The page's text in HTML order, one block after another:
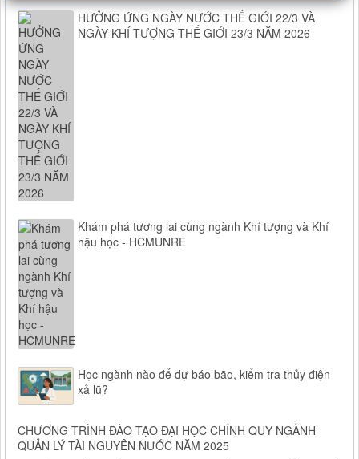
HƯỞNG ỨNG NGÀY NƯỚC THẾ GIỚI 22/3 VÀ
NGÀY KHÍ TƯỢNG THẾ GIỚI 23/3 NĂM 2026
Khám phá tương lai cùng ngành Khí tượng và Khí
hậu học - HCMUNRE
Học ngành nào để dự báo bão, kiểm tra thủy điện
xả lũ?
CHƯƠNG TRÌNH ĐÀO TẠO ĐẠI HỌC CHÍNH QUY NGÀNH
QUẢN LÝ TÀI NGUYÊN NƯỚC NĂM 2025